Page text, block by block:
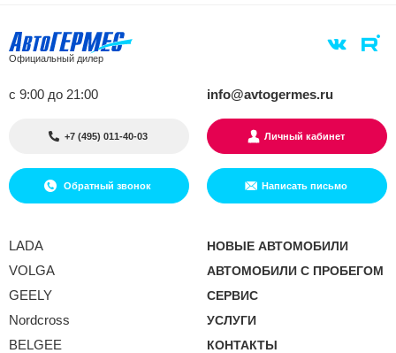
Официальный дилер
с 9:00 до 21:00 info@avtogermes.ru
+7 (495) 011-40-03 Личный кабинет
Обратный звонок Написать письмо
LADA
VOLGA
GEELY
Nordcross
BELGEE
НОВЫЕ АВТОМОБИЛИ
АВТОМОБИЛИ С ПРОБЕГОМ
СЕРВИС
УСЛУГИ
КОНТАКТЫ